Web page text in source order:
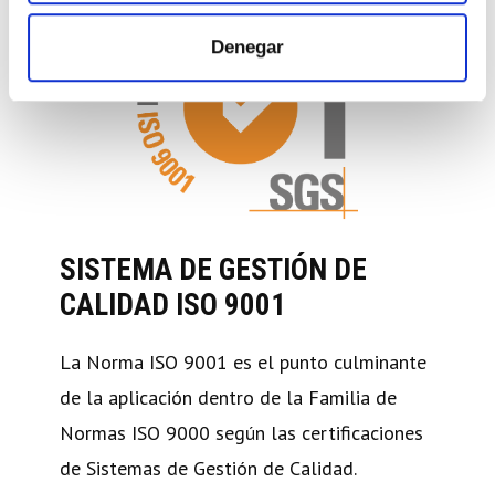
Denegar
SISTEMA DE GESTIÓN DE
CALIDAD ISO 9001
La Norma ISO 9001 es el punto culminante
de la aplicación dentro de la Familia de
Normas ISO 9000 según las certificaciones
de Sistemas de Gestión de Calidad.